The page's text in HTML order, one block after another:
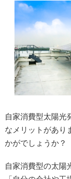
自家消費型太陽光
なメリットがあり
かがでしょうか？
自家消費型の太陽